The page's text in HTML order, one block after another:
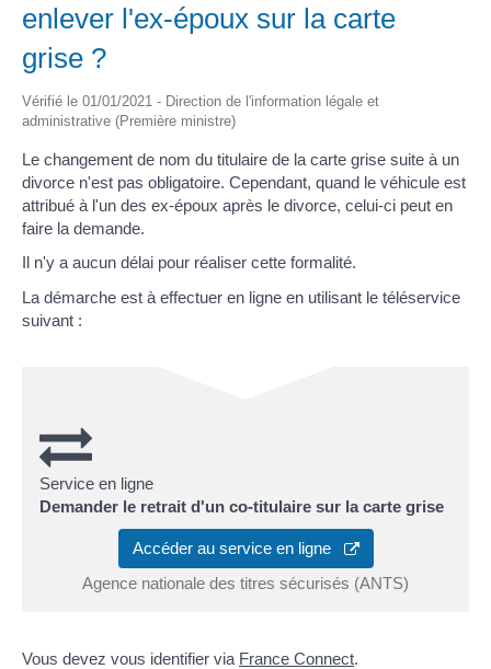
enlever l'ex-époux sur la carte
grise ?
Vérifié le 01/01/2021 - Direction de l'information légale et
administrative (Première ministre)
Le changement de nom du titulaire de la carte grise suite à un
divorce n'est pas obligatoire. Cependant, quand le véhicule est
attribué à l'un des ex-époux après le divorce, celui-ci peut en
faire la demande.
Il n'y a aucun délai pour réaliser cette formalité.
La démarche est à effectuer en ligne en utilisant le téléservice
suivant :
Service en ligne
Demander le retrait d'un co-titulaire sur la carte grise
Accéder au service en ligne
Agence nationale des titres sécurisés (ANTS)
Vous devez vous identifier via France Connect.